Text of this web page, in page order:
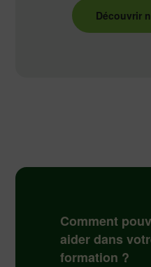
Découvrir
Comment
aider dans
formation ?